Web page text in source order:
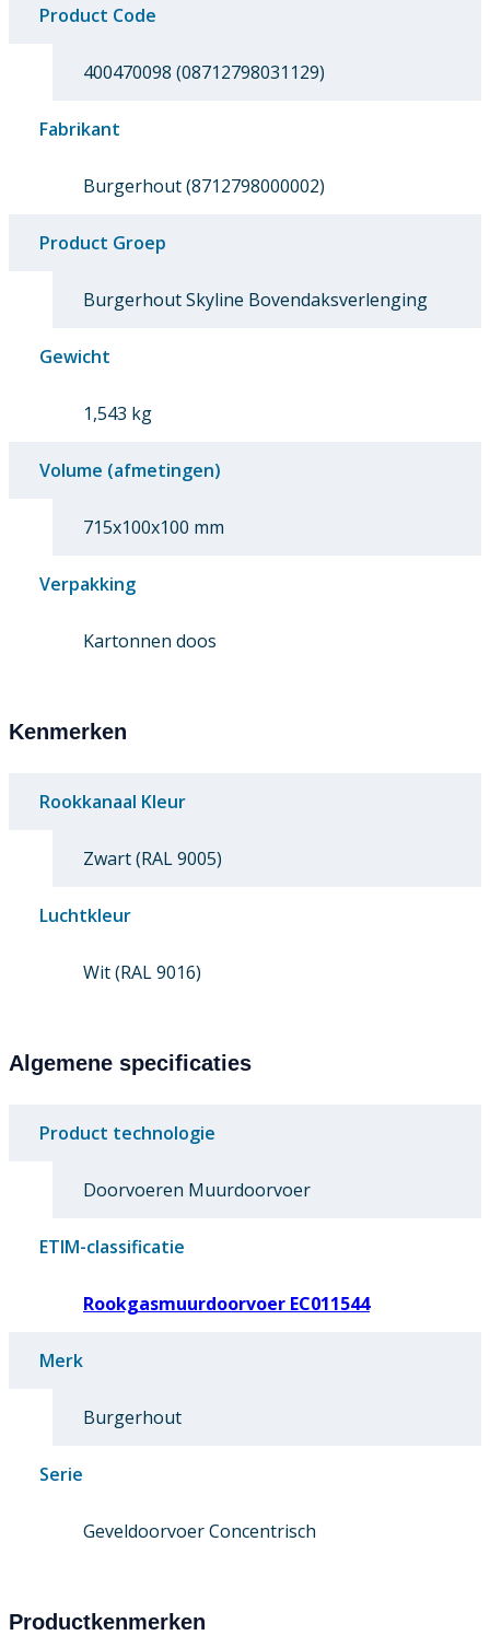
Product Code
400470098 (08712798031129)
Fabrikant
Burgerhout (8712798000002)
Product Groep
Burgerhout Skyline Bovendaksverlenging
Gewicht
1,543 kg
Volume (afmetingen)
715x100x100 mm
Verpakking
Kartonnen doos
Kenmerken
Rookkanaal Kleur
Zwart (RAL 9005)
Luchtkleur
Wit (RAL 9016)
Algemene specificaties
Product technologie
Doorvoeren Muurdoorvoer
ETIM-classificatie
Rookgasmuurdoorvoer EC011544
Merk
Burgerhout
Serie
Geveldoorvoer Concentrisch
Productkenmerken